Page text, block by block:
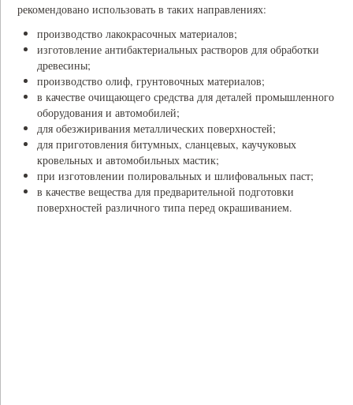
рекомендовано использовать в таких направлениях:
производство лакокрасочных материалов;
изготовление антибактериальных растворов для обработки
древесины;
производство олиф, грунтовочных материалов;
в качестве очищающего средства для деталей промышленного
оборудования и автомобилей;
для обезжиривания металлических поверхностей;
для приготовления битумных, сланцевых, каучуковых
кровельных и автомобильных мастик;
при изготовлении полировальных и шлифовальных паст;
в качестве вещества для предварительной подготовки
поверхностей различного типа перед окрашиванием.